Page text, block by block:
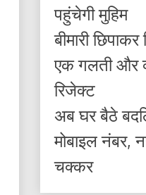
पहुंचेगी मुहिम
बीमारी
एक गलती और
रिजेक्ट
अब घर बैठे
मोबाइल नंबर,
चक्कर